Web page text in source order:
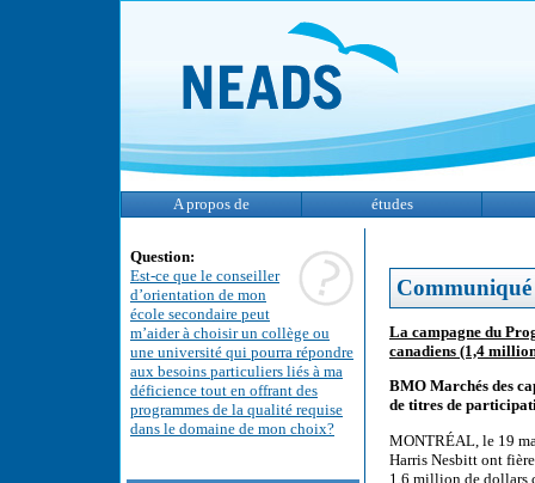
A propos de études
Question:
Est-ce que le conseiller
d’orientation de mon
école secondaire peut
m’aider à choisir un collège ou
une université qui pourra répondre
aux besoins particuliers liés à ma
déficience tout en offrant des
programmes de la qualité requise
dans le domaine de mon choix?
Communiqué
La campagne du
canadiens (1,4
BMO Marchés des
de titres de
MONTRÉAL, le 19
Harris Nesbitt ont
1,6 million de dollars